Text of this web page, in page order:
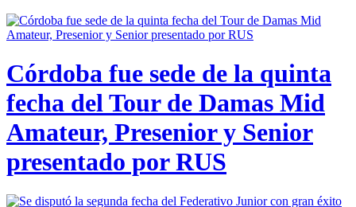
Córdoba fue sede de la quinta
fecha del Tour de Damas Mid
Amateur, Presenior y Senior
presentado por RUS